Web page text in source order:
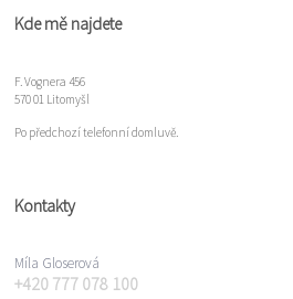
Kde mě najdete
F. Vognera 456
570 01 Litomyšl
Po předchozí telefonní domluvě.
Kontakty
Míla Gloserová
+420 777 078 100